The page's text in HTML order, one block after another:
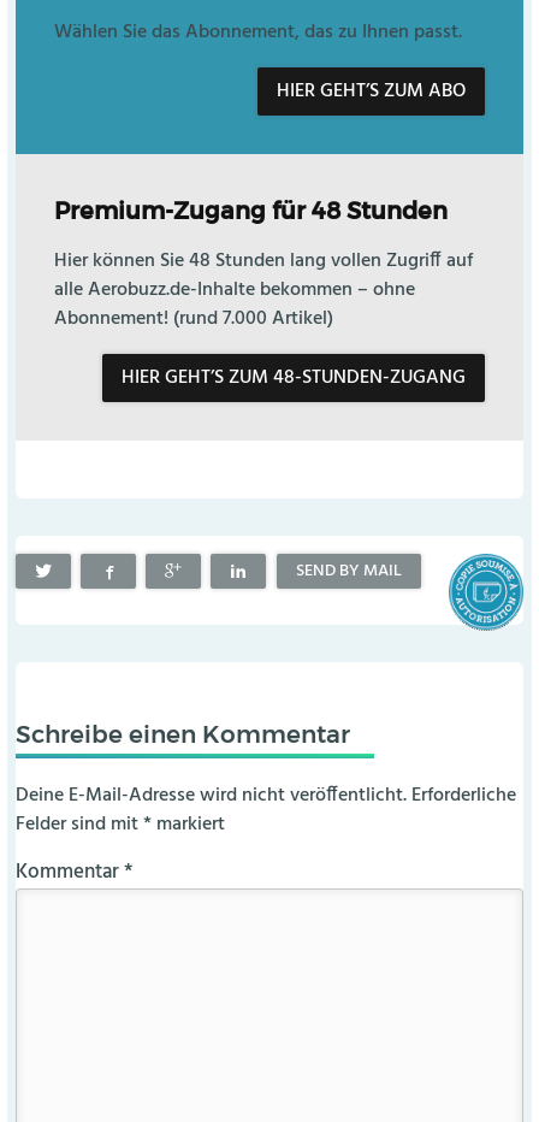
Wählen Sie das Abonnement, das zu Ihnen passt.
HIER GEHT’S ZUM ABO
Premium-Zugang für 48 Stunden
Hier können Sie 48 Stunden lang vollen Zugriff auf
alle Aerobuzz.de-Inhalte bekommen – ohne
Abonnement! (rund 7.000 Artikel)
HIER GEHT’S ZUM 48-STUNDEN-ZUGANG
SEND BY MAIL
Schreibe einen Kommentar
Deine E-Mail-Adresse wird nicht veröffentlicht. Erforderliche
Felder sind mit*markiert
Kommentar*